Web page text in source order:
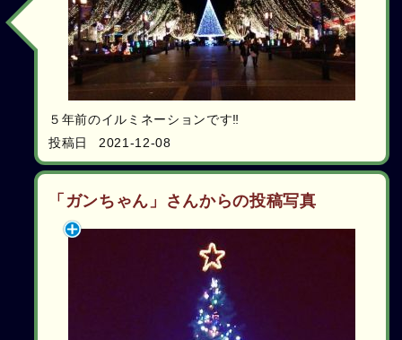
５年前のイルミネーションです‼️
投稿日
2021-12-08
「ガンちゃん」さんからの投稿写真